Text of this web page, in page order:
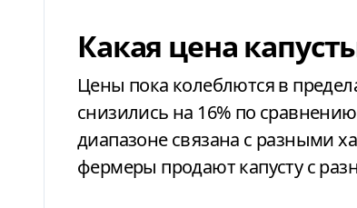
Какая цена
Цены пока колеблются в
снизились на 16% по
диапазоне связана с разными
фермеры продают капусту с